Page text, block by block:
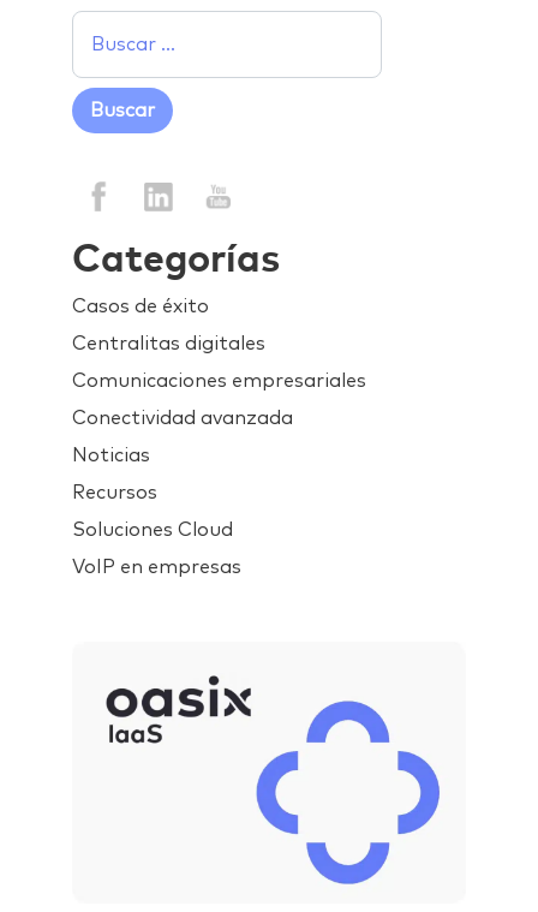
Categorías
Casos de éxito
Centralitas digitales
Comunicaciones empresariales
Conectividad avanzada
Noticias
Recursos
Soluciones Cloud
VoIP en empresas